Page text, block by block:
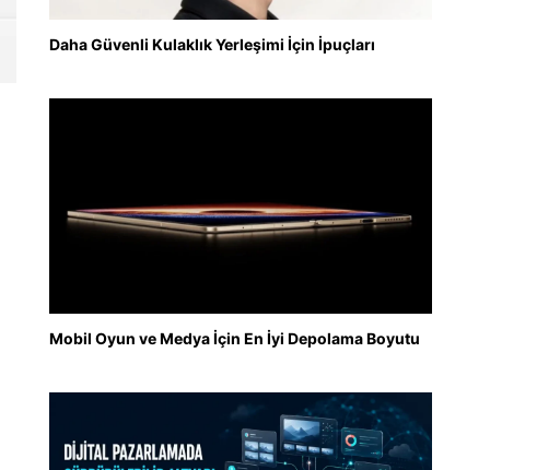
Daha Güvenli Kulaklık Yerleşimi İçin İpuçları
Mobil Oyun ve Medya İçin En İyi Depolama Boyutu